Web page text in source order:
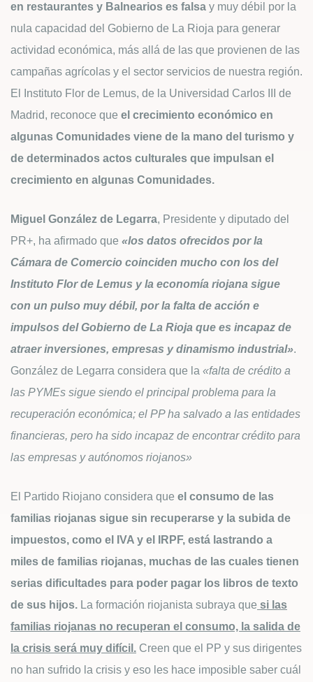
en restaurantes y Balnearios es falsa y muy débil por la
nula capacidad del Gobierno de La Rioja para generar
actividad económica, más allá de las que provienen de las
campañas agrícolas y el sector servicios de nuestra región.
El Instituto Flor de Lemus, de la Universidad Carlos III de
Madrid, reconoce que el crecimiento económico en
algunas Comunidades viene de la mano del turismo y
de determinados actos culturales que impulsan el
crecimiento en algunas Comunidades.
Miguel González de Legarra, Presidente y diputado del
PR+, ha afirmado que «los datos ofrecidos por la
Cámara de Comercio coinciden mucho con los del
Instituto Flor de Lemus y la economía riojana sigue
con un pulso muy débil, por la falta de acción e
impulsos del Gobierno de La Rioja que es incapaz de
atraer inversiones, empresas y dinamismo industrial».
González de Legarra considera que la «falta de crédito a
las PYMEs sigue siendo el principal problema para la
recuperación económica; el PP ha salvado a las entidades
financieras, pero ha sido incapaz de encontrar crédito para
las empresas y autónomos riojanos»
El Partido Riojano considera que el consumo de las
familias riojanas sigue sin recuperarse y la subida de
impuestos, como el IVA y el IRPF, está lastrando a
miles de familias riojanas, muchas de las cuales tienen
serias dificultades para poder pagar los libros de texto
de sus hijos. La formación riojanista subraya que si las
familias riojanas no recuperan el consumo, la salida de
la crisis será muy difícil. Creen que el PP y sus dirigentes
no han sufrido la crisis y eso les hace imposible saber cuál